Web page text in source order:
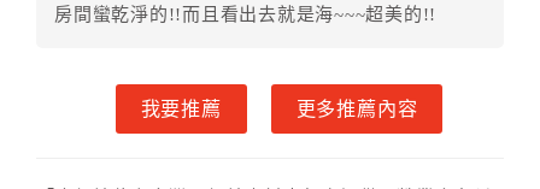
限原訂飯店），異動完成後不得辦理取消退款。
（提出申辦日為保留起算日）
房間蠻乾淨的!!而且看出去就是海~~~超美的!!
我要推薦 更多推薦內容